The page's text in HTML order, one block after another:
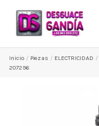
Inicio Pіezas ELECTRICIDAD
207296